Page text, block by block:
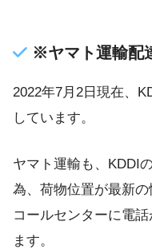
※ヤマト運輸配
2022年7月2日現在、
しています。
ヤマト運輸も、KDDI
為、荷物位置が最新の
コールセンターに電
ます。